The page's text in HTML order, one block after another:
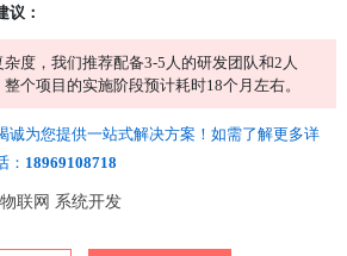
议：
度，我们推荐配备3-5人的研发团队和2人
个项目的实施阶段预计耗时18个月左右。
诚为您提供一站式解决方案！如需了解更多详
： 18969108718
物联网 系统开发